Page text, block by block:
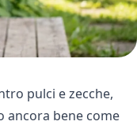
pulci e zecche,
ancora bene come